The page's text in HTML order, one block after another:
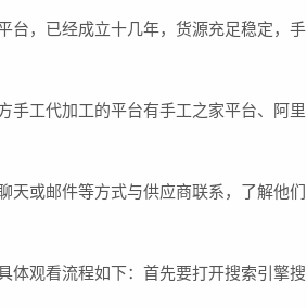
台，已经成立十几年，货源充足稳定，手
手工代加工的平台有手工之家平台、阿里
天或邮件等方式与供应商联系，了解他们
体观看流程如下：首先要打开搜索引擎搜